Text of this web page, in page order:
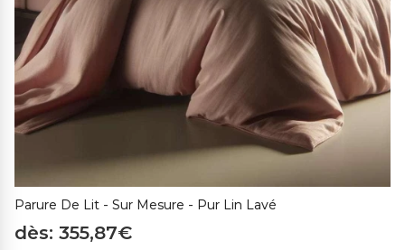
cm de couture, offrant une plus grande résistance et
durabilité de l'article. Avant d'être expédiées, toutes les
pièces sont soigneusement repassées et emballées dans
un emballage fabriqué à partir de déchets de production,
avec un impact environnemental minimal. Choisissez parmi
une large gamme de couleurs et d'options de fermeture, y
compris à glissière, boutons et rabat, pour créer votre
housse de couette en lin sur mesure idéale.
Parure De Lit - Sur Mesure - Pur Lin Lavé
dès: 355,87€